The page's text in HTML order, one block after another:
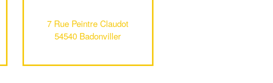
7 Rue Peintre Claudot
54540 Badonviller